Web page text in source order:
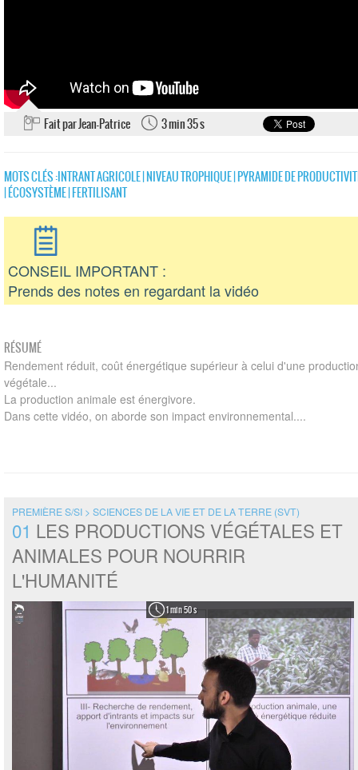
Fait par Jean-Patrice 3 min 35 s
MOTS CLÉS :INTRANT AGRICOLE|NIVEAU TROPHIQUE|PYRAMIDE DE
|ÉCOSYSTÈME|FERTILISANT
CONSEIL IMPORTANT :
Prends des notes en regardant la vidéo
RÉSUMÉ
Rendement réduit, coût énergétique supérieur à celui d'une
végétale...
La production animale est énergivore.
Dans cette vidéo, on aborde son impact environnemental....
PREMIÈRE S/SI > SCIENCES DE LA VIE ET DE LA TERRE (SVT)
01 LES PRODUCTIONS VÉGÉTALES ET
ANIMALES POUR NOURRIR
L'HUMANITÉ
1 min 50 s